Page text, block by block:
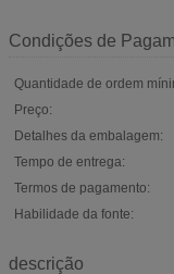
Condições de
Quantidade de ordem
Preço:
Detalhes da embalagem:
Tempo de entrega:
Termos de pagamento:
Habilidade da fonte:
descrição